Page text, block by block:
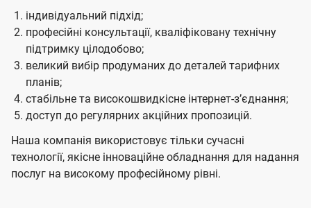
індивідуальний підхід;
професійні консультації, кваліфіковану технічну
підтримку цілодобово;
великий вибір продуманих до деталей тарифних
планів;
стабільне та високошвидкісне інтернет-зʼєднання;
доступ до регулярних акційних пропозицій.
Наша компанія використовує тільки сучасні
технології, якісне інноваційне обладнання для надання
послуг на високому професійному рівні.